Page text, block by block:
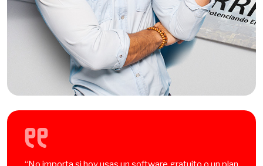
“No importa si hoy usas un software gratuito o un plan